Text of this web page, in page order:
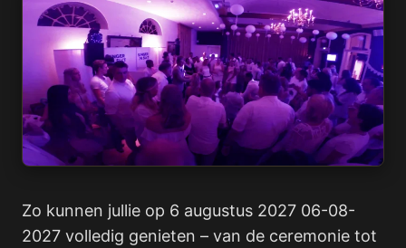
Zo kunnen jullie op 6 augustus 2027 06-08-
2027 volledig genieten – van de ceremonie tot